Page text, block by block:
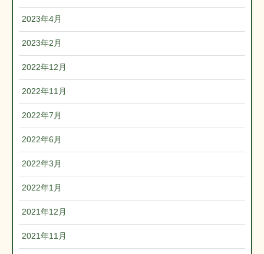
2023年4月
2023年2月
2022年12月
2022年11月
2022年7月
2022年6月
2022年3月
2022年1月
2021年12月
2021年11月